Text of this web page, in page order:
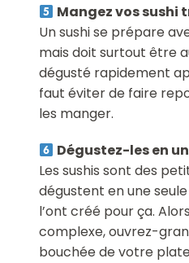
Mangez vos sushi
Un sushi se prépare
mais doit surtout être
dégusté rapidement
faut éviter de faire
les manger.
Dégustez-les en
Les sushis sont des
dégustent en une
l’ont créé pour ça.
complexe, ouvrez-
bouchée de votre